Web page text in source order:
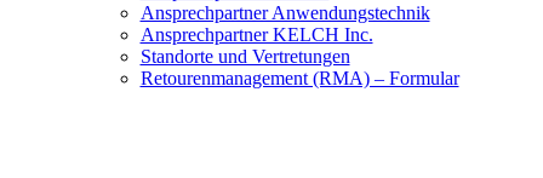
Ansprechpartner Anwendungstechnik
Ansprechpartner KELCH Inc.
Standorte und Vertretungen
Retourenmanagement (RMA) – Formular